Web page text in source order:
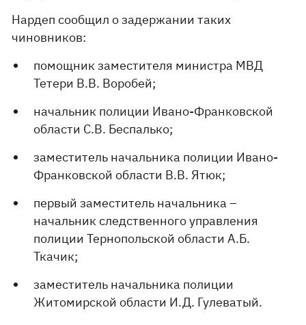
Нардеп сообщил о задержании таких
чиновников:
помощник заместителя министра МВД
Тетери В.В. Воробей;
начальник полиции Ивано-Франковской
области С.В. Беспалько;
заместитель начальника полиции Ивано-
Франковской области В.В. Ятюк;
первый заместитель начальника –
начальник следственного управления
полиции Тернопольской области А.Б.
Ткачик;
заместитель начальника полиции
Житомирской области И.Д. Гулеватый.